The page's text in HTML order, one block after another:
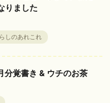
りました
しのあれこれ
分覚書き & ウチのお茶